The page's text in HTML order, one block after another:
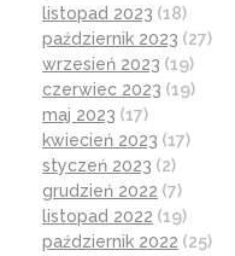
listopad 2023 (18)
październik 2023 (27)
wrzesień 2023 (19)
czerwiec 2023 (19)
maj 2023 (17)
kwiecień 2023 (17)
styczeń 2023 (2)
grudzień 2022 (7)
listopad 2022 (19)
październik 2022 (25)